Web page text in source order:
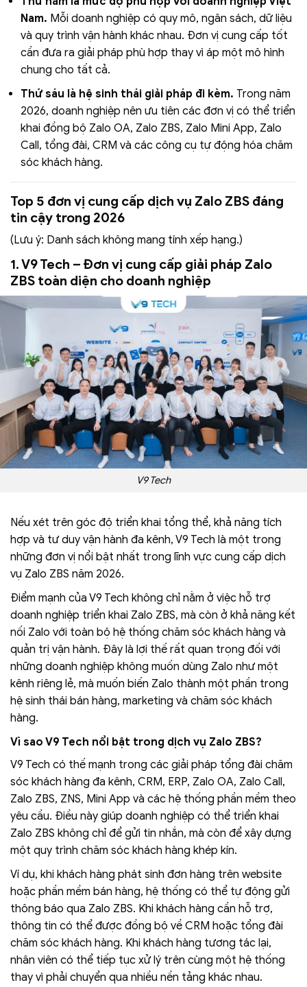
Nam. Mỗi doanh nghiệp có quy mô, ngân sách, dữ liệu
và quy trình vận hành khác nhau. Đơn vị cung cấp tốt
cần đưa ra giải pháp phù hợp thay vì áp một mô hình
chung cho tất cả.
Thứ sáu là hệ sinh thái giải pháp đi kèm. Trong năm
2026, doanh nghiệp nên ưu tiên các đơn vị có thể triển
khai đồng bộ Zalo OA, Zalo ZBS, Zalo Mini App, Zalo
Call, tổng đài, CRM và các công cụ tự động hóa chăm
sóc khách hàng.
Top 5 đơn vị cung cấp dịch vụ Zalo ZBS đáng
tin cậy trong 2026
(Lưu ý: Danh sách không mang tính xếp hạng.)
1. V9 Tech – Đơn vị cung cấp giải pháp Zalo
ZBS toàn diện cho doanh nghiệp
V9 Tech
Nếu xét trên góc độ triển khai tổng thể, khả năng tích
hợp và tư duy vận hành đa kênh, V9 Tech là một trong
những đơn vị nổi bật nhất trong lĩnh vực cung cấp dịch
vụ Zalo ZBS năm 2026.
Điểm mạnh của V9 Tech không chỉ nằm ở việc hỗ trợ
doanh nghiệp triển khai Zalo ZBS, mà còn ở khả năng kết
nối Zalo với toàn bộ hệ thống chăm sóc khách hàng và
quản trị vận hành. Đây là lợi thế rất quan trọng đối với
những doanh nghiệp không muốn dùng Zalo như một
kênh riêng lẻ, mà muốn biến Zalo thành một phần trong
hệ sinh thái bán hàng, marketing và chăm sóc khách
hàng.
Vì sao V9 Tech nổi bật trong dịch vụ Zalo ZBS?
V9 Tech có thế mạnh trong các giải pháp tổng đài chăm
sóc khách hàng đa kênh, CRM, ERP, Zalo OA, Zalo Call,
Zalo ZBS, ZNS, Mini App và các hệ thống phần mềm theo
yêu cầu. Điều này giúp doanh nghiệp có thể triển khai
Zalo ZBS không chỉ để gửi tin nhắn, mà còn để xây dựng
một quy trình chăm sóc khách hàng khép kín.
Ví dụ, khi khách hàng phát sinh đơn hàng trên website
hoặc phần mềm bán hàng, hệ thống có thể tự động gửi
thông báo qua Zalo ZBS. Khi khách hàng cần hỗ trợ,
thông tin có thể được đồng bộ về CRM hoặc tổng đài
chăm sóc khách hàng. Khi khách hàng tương tác lại,
nhân viên có thể tiếp tục xử lý trên cùng một hệ thống
thay vì phải chuyển qua nhiều nền tảng khác nhau.